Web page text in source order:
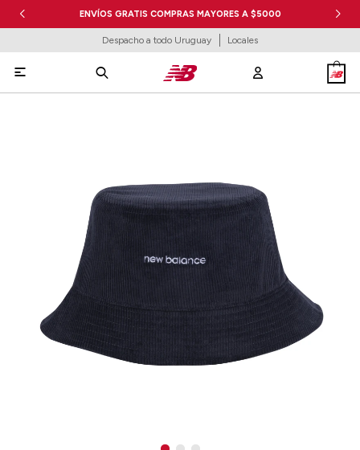
ENVÍOS GRATIS COMPRAS MAYORES A $5000
Despacho a todo Uruguay Locales
